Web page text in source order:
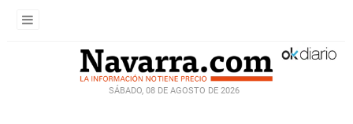
SÁBADO, 08 DE AGOSTO DE 2026